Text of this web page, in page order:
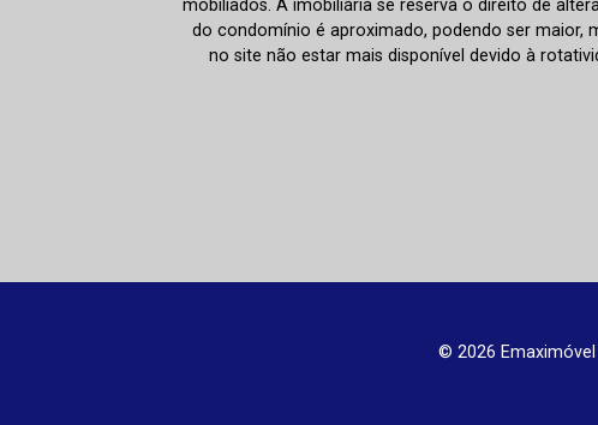
mobiliados. A imobiliária se reserva o direito de
do condomínio é aproximado, podendo ser maior,
no site não estar mais disponível devido à
© 2026 Emaximóvel